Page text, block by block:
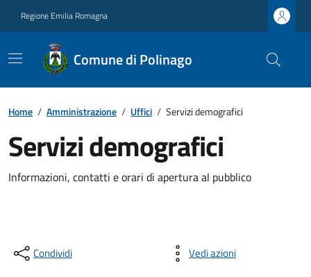
Regione Emilia Romagna
Comune di Polinago
Home / Amministrazione / Uffici / Servizi demografici
Servizi demografici
Informazioni, contatti e orari di apertura al pubblico
Condividi Vedi azioni